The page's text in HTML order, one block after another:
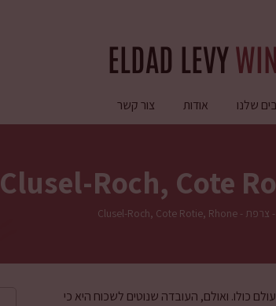
ELDAD LEVY
שלנו אודות צור קשר
Clusel-Roch, Cote
- צרפת -
Clusel-Roch, Cote Rotie, Rhone
כולו. ואולם, העובדה שנוטים לשכוח היא כי